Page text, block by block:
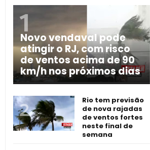
Novo vendaval pode
atingir o RJ, com risco
de ventos acima de 90
km/h nos próximos dias
Rio tem previsão
de nova rajadas
de ventos fortes
neste final de
semana